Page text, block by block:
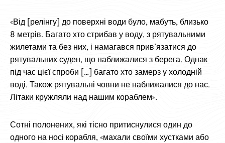
«Від [релінгу] до поверхні води було, мабуть, близько
8 метрів. Багато хто стрибав у воду, з рятувальними
жилетами та без них, і намагався прив’язатися до
рятувальних суден, що наближалися з берега. Однак
під час цієї спроби […] багато хто замерз у холодній
воді. Також рятувальні човни не наближалися до нас.
Літаки кружляли над нашим кораблем».
Сотні полонених, які тісно притиснулися один до
одного на носі корабля, «махали своїми хустками або